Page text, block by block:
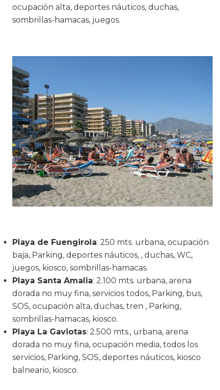
ocupación alta, deportes náuticos, duchas,
sombrillas-hamacas, juegos.
Playa de Fuengirola: 250 mts. urbana, ocupación
baja, Parking, deportes náuticos, , duchas, WC,
juegos, kiosco, sombrillas-hamacas.
Playa Santa Amalia: 2.100 mts. urbana, arena
dorada no muy fina, servicios todos, Parking, bus,
SOS, ocupación alta, duchas, tren , Parking,
sombrillas-hamacas, kiosco.
Playa La Gaviotas: 2.500 mts., urbana, arena
dorada no muy fina, ocupación media, todos los
servicios, Parking, SOS, deportes náuticos, kiosco
balneario, kiosco.